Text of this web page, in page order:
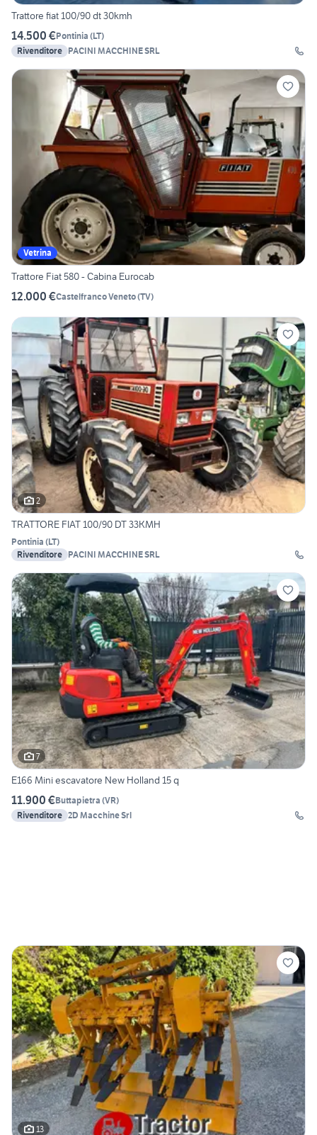
Trattore fiat 100/90 dt 30kmh
14.500 €Pontinia (LT)
Rivenditore PACINI MACCHINE SRL
Vetrina
Trattore Fiat 580 - Cabina Eurocab
12.000 €Castelfranco Veneto(TV)
2
TRATTORE FIAT 100/90 DT 33KMH
Pontinia (LT)
Rivenditore PACINI MACCHINE SRL
7
E166 Mini escavatore New Holland 15 q
11.900 €Buttapietra (VR)
Rivenditore 2D Macchine Srl
13